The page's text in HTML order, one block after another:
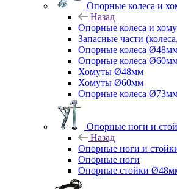
Опорные колеса и
Назад
Опорные колеса и
Запасные части
Опорные колеса
Опорные колеса
Хомуты Ø48мм
Хомуты Ø60мм
Опорные колеса
Опорные ноги и
Назад
Опорные ноги и
Опорные ноги
Опорные стойки